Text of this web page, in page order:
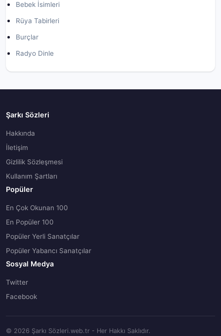
Bebek İsimleri
Rüya Tabirleri
Burçlar
Radyo Dinle
Şarkı Sözleri
Hakkında
İletişim
Gizlilik Sözleşmesi
Kullanım Şartları
Popüler
En Çok Okunan 100
En Popüler 100
Popüler Yerli Sanatçılar
Popüler Yabancı Sanatçılar
Sosyal Medya
Twitter
Facebook
© 2026 Şarkı Sözleri.web.tr - Her Hakkı Saklıdır.